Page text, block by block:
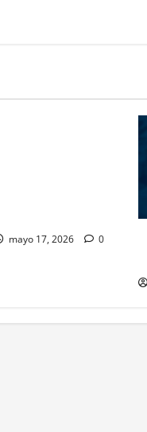
mayo 17, 2026 0